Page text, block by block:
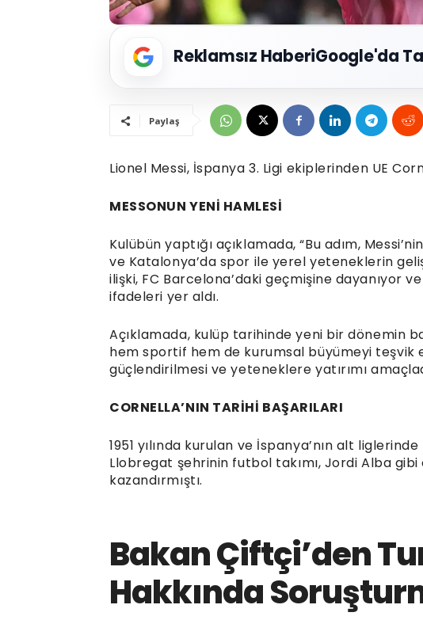
Reklamsız HaberiGoogle'da
Paylaş
Lionel Messi, İspanya 3. Ligi ekiplerinden UE
MESSONUN YENİ HAMLESİ
Kulübün yaptığı açıklamada, “Bu adım,
ve Katalonya’da spor ile yerel yeteneklerin
ilişki, FC Barcelona’daki geçmişine dayanıyor
ifadeleri yer aldı.
Açıklamada, kulüp tarihinde yeni bir dönemin
hem sportif hem de kurumsal büyümeyi teşvik
güçlendirilmesi ve yeteneklere yatırımı
CORNELLA’NIN TARİHİ BAŞARILARI
1951 yılında kurulan ve İspanya’nın alt
Llobregat şehrinin futbol takımı, Jordi Alba
kazandırmıştı.